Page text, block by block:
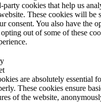
party cookies that help us
These cookies will be
consent. You also have the
out of some of these
are absolutely essential
These cookies ensure
of the website,